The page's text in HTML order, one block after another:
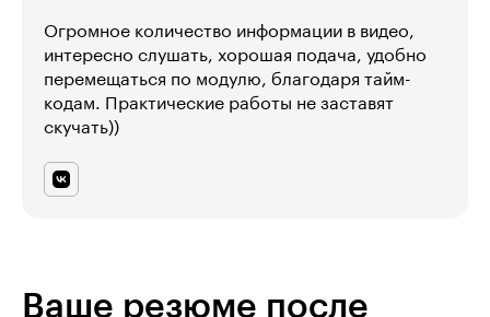
Огромное количество информации в видео,
интересно слушать, хорошая подача, удобно
перемещаться по модулю, благодаря тайм-
кодам. Практические работы не заставят
скучать))
Ваше резюме после